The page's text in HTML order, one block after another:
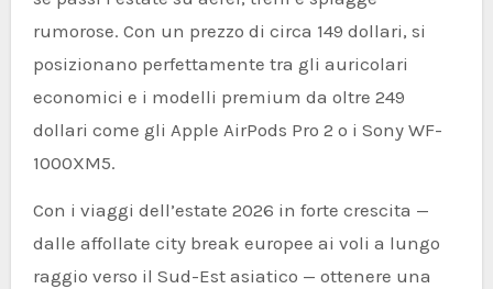
rumorose. Con un prezzo di circa 149 dollari, si
posizionano perfettamente tra gli auricolari
economici e i modelli premium da oltre 249
dollari come gli Apple AirPods Pro 2 o i Sony WF-
1000XM5.
Con i viaggi dell’estate 2026 in forte crescita —
dalle affollate city break europee ai voli a lungo
raggio verso il Sud-Est asiatico — ottenere una